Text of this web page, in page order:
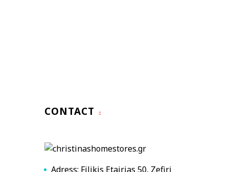
CONTACT
Adress: Filikis Etairias 50, Zefiri